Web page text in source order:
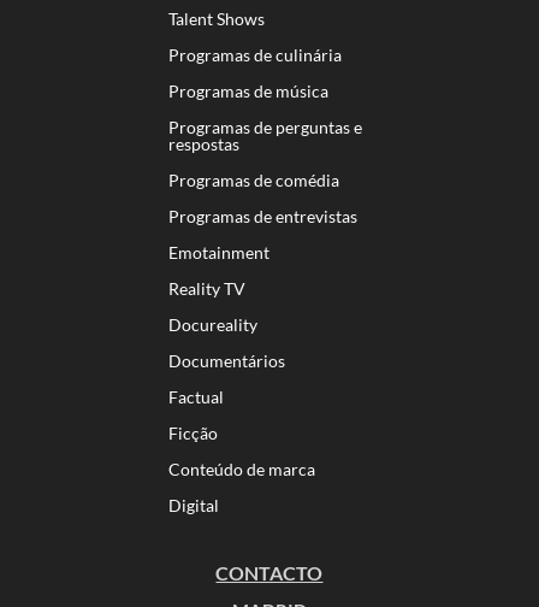
Talent Shows
Programas de culinária
Programas de música
Programas de perguntas e
respostas
Programas de comédia
Programas de entrevistas
Emotainment
Reality TV
Docureality
Documentários
Factual
Ficção
Conteúdo de marca
Digital
CONTACTO